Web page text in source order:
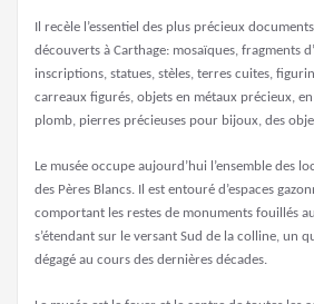
Il recèle l’essentiel des plus précieux
découverts à Carthage: mosaïques, fragments
inscriptions, statues, stèles, terres cuites,
carreaux figurés, objets en métaux précieux,
plomb, pierres précieuses pour bijoux, des
Le musée occupe aujourd’hui l’ensemble des
des Pères Blancs. Il est entouré d’espaces
comportant les restes de monuments fouillés
s’étendant sur le versant Sud de la colline, un
dégagé au cours des dernières décades.